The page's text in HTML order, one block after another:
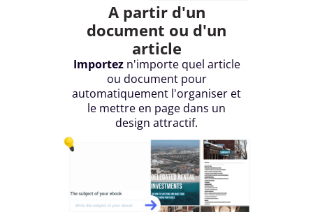
A partir d'un
document ou d'un
article
Importezn'importe quel article
ou document pour
automatiquement l'organiser et
le mettre en page dans un
design attractif.